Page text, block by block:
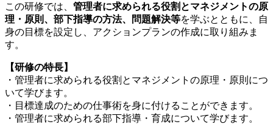
この研修では、 管理者に求められる役割とマネジメントの原
理・原則、部下指導の方法、問題解決等を学ぶとともに、自
身の目標を設定し、アクションプランの作成に取り組みま
す。
【研修の特長】
・管理者に求められる役割とマネジメントの原理・原則につ
いて学びます。
・目標達成のための仕事術を身に付けることができます。
・管理者に求められる部下指導・育成について学びます。